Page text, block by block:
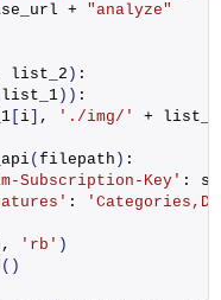
+ "analyze"
list_2 ) :
list_1 )) :
i , './img/' + list_2
( filepath ) :
Subscription-Key' :
:
'rb' )
()